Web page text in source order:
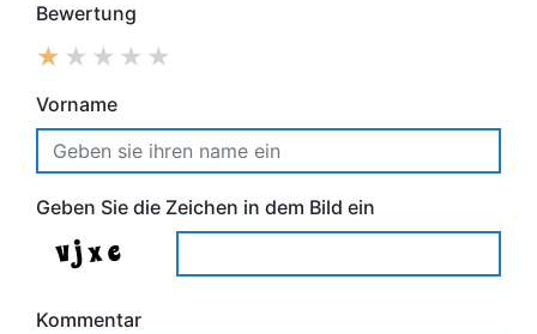
Bewertung
Vorname
Geben Sie die Zeichen in dem Bild ein
Kommentar